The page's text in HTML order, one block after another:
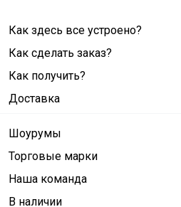
Как здесь все устроено?
Как сделать заказ?
Как получить?
Доставка
Шоурумы
Торговые марки
Наша команда
В наличии